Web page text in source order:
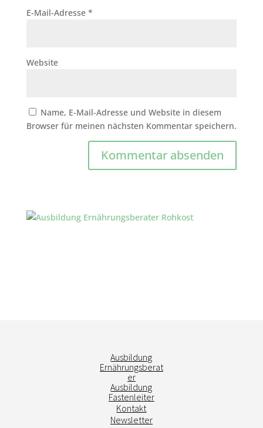
E-Mail-Adresse *
Website
Name, E-Mail-Adresse und Website in diesem
Browser für meinen nächsten Kommentar speichern.
Ausbildung
Ernährungsberat
er
Ausbildung
Fastenleiter
Kontakt
Newsletter